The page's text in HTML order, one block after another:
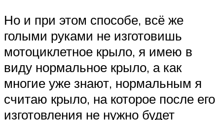
Но и при этом способе, всё же
голыми руками не изготовишь
мотоциклетное крыло, я имею в
виду нормальное крыло, а как
многие уже знают, нормальным я
считаю крыло, на которое после его
изготовления не нужно будет